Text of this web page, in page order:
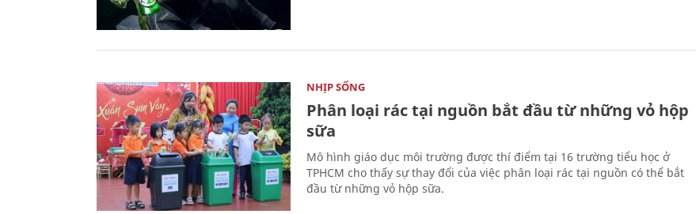
NHỊP SỐNG
Phân loại rác tại nguồn bắt đầu từ những vỏ hộp
sữa
Mô hình giáo dục môi trường được thí điểm tại 16 trường tiểu học ở
TPHCM cho thấy sự thay đổi của việc phân loại rác tại nguồn có thể bắt
đầu từ những vỏ hộp sữa.